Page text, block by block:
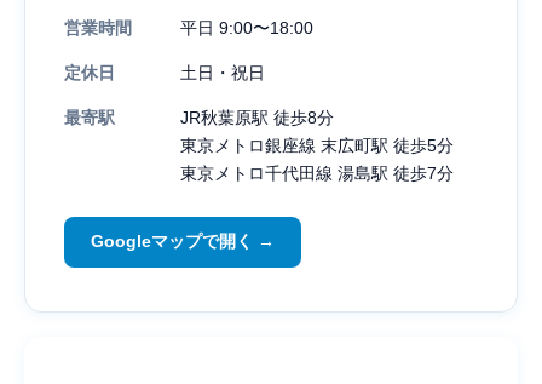
営業時間 平日 9:00〜18:00
定休日 土日・祝日
最寄駅
JR秋葉原駅 徒歩8分
東京メトロ銀座線 末広町駅 徒歩5分
東京メトロ千代田線 湯島駅 徒歩7分
Googleマップで開く →